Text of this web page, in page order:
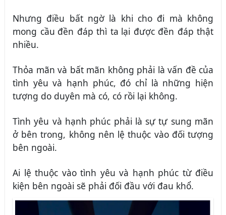
Nhưng điều bất ngờ là khi cho đi mà không
mong cầu đền đáp thì ta lại được đền đáp thật
nhiều.
Thỏa mãn và bất mãn không phải là vấn đề của
tình yêu và hạnh phúc, đó chỉ là những hiện
tượng do duyên mà có, có rồi lại không.
Tình yêu và hạnh phúc phải là sựtự sung mãn
ở bên trong, không nên lệ thuộc vào đối tượng
bên ngoài.
Ai lệ thuộc vào tình yêu và hạnh phúc từ điều
kiện bên ngoài sẽ phải đối đầu với đau khổ.